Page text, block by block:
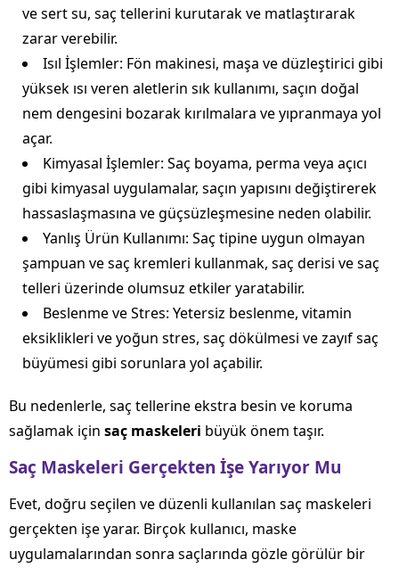
ve sert su, saç tellerini kurutarak ve matlaştırarak
zarar verebilir.
Isıl İşlemler: Fön makinesi, maşa ve düzleştirici gibi
yüksek ısı veren aletlerin sık kullanımı, saçın doğal
nem dengesini bozarak kırılmalara ve yıpranmaya yol
açar.
Kimyasal İşlemler: Saç boyama, perma veya açıcı
gibi kimyasal uygulamalar, saçın yapısını değiştirerek
hassaslaşmasına ve güçsüzleşmesine neden olabilir.
Yanlış Ürün Kullanımı: Saç tipine uygun olmayan
şampuan ve saç kremleri kullanmak, saç derisi ve saç
telleri üzerinde olumsuz etkiler yaratabilir.
Beslenme ve Stres: Yetersiz beslenme, vitamin
eksiklikleri ve yoğun stres, saç dökülmesi ve zayıf saç
büyümesi gibi sorunlara yol açabilir.
Bu nedenlerle, saç tellerine ekstra besin ve koruma
sağlamak için saç maskeleri büyük önem taşır.
Saç Maskeleri Gerçekten İşe Yarıyor Mu
Evet, doğru seçilen ve düzenli kullanılan saç maskeleri
gerçekten işe yarar. Birçok kullanıcı, maske
uygulamalarından sonra saçlarında gözle görülür bir